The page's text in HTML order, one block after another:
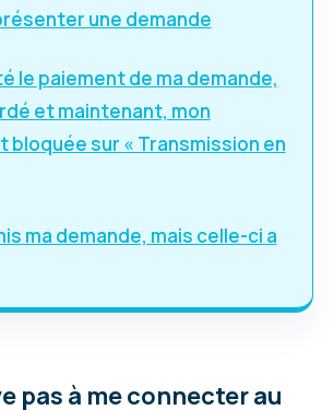
une demande
le paiement de ma demande,
et maintenant, mon
sur « Transmission en
ma demande, mais celle-ci a
pas à me connecter au